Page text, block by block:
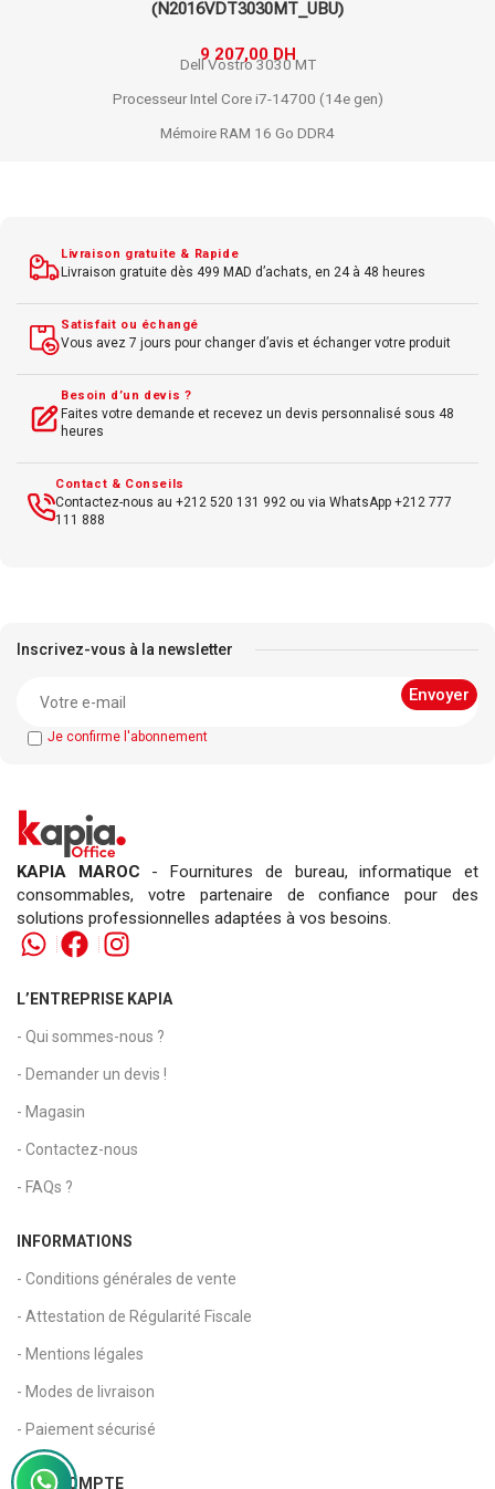
SSD 512GB – DL-LAT3550-I7-W
14 988,00DH 13 546,00
PC portableDellLatitude 3550
ProcesseurInteli7-1355U
RAM16 Go
Connectivité Wi-Fi6, Bluetooth 5.2
Sécurité avancée
Livraison gratuite & Rapide
Livraison gratuite dès 499 MAD d’achats, en 24 à 48 heures
Satisfait ou échangé
Vous avez 7 jours pour changer d’avis et échanger votre produit
Besoin d’un devis ?
Faites votre demande et recevez un devis personnalisé sous 48
heures
Contact & Conseils
Contactez-nous au +212 520 131 992 ou via WhatsApp +212 777
111 888
Inscrivez-vous à la newsletter
Je confirme l'abonnement
KAPIA MAROC - Fournitures de bureau, informatique et
consommables, votre partenaire de confiance pour des
solutions professionnelles adaptées à vos besoins.
L’ENTREPRISE KAPIA
- Qui sommes-nous ?
- Demander un devis !
- Magasin
- Contactez-nous
- FAQs ?
INFORMATIONS
- Conditions générales de vente
- Attestation de Régularité Fiscale
- Mentions légales
- Modes de livraison
- Paiement sécurisé
MON COMPTE